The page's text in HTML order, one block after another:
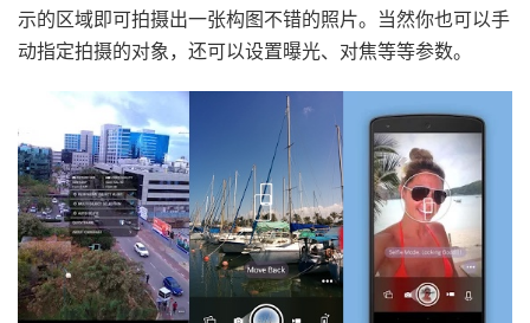
示的区域即可拍摄出一张构图不错的照片。当然你也可以手
动指定拍摄的对象，还可以设置曝光、对焦等等参数。